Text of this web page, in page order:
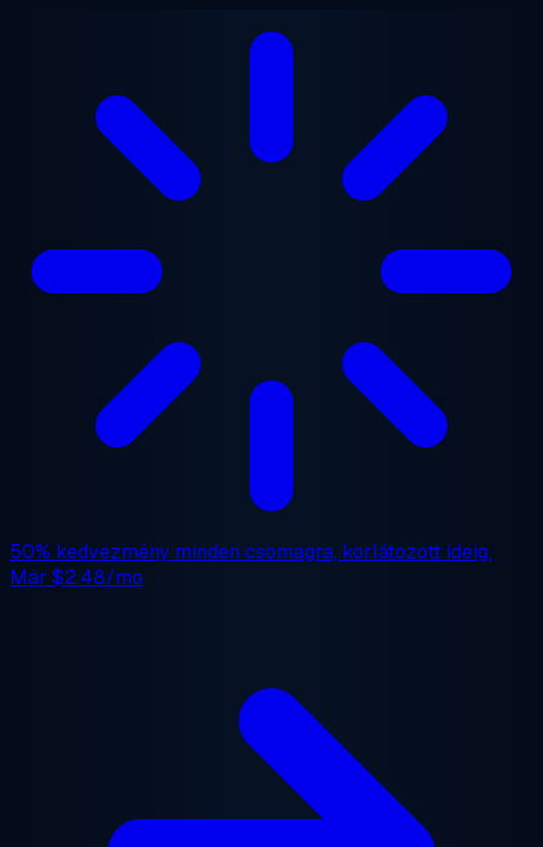
50% kedvezmény minden csomagra, korlátozott ideig.
Már $2.48/mo